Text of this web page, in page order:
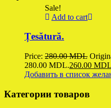
Sale!
Add to cart
Țesătură.
Price: 280.00MDL
280.00 MDL.260.00 MDL
Добавить в список
Категории товаров